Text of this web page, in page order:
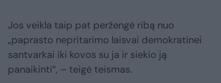
Jos veikla taip pat peržengė ribą nuo
„paprasto nepritarimo laisvai demokratinei
santvarkai iki kovos su ja ir siekio ją
panaikinti“, – teigė teismas.